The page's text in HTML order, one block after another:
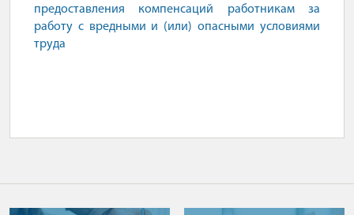
предоставления компенсаций работникам за
работу с вредными и (или) опасными условиями
труда